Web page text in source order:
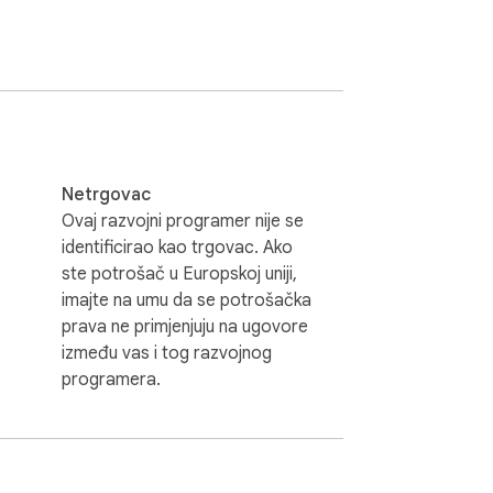
Netrgovac
Ovaj razvojni programer nije se
identificirao kao trgovac. Ako
ste potrošač u Europskoj uniji,
imajte na umu da se potrošačka
prava ne primjenjuju na ugovore
između vas i tog razvojnog
programera.